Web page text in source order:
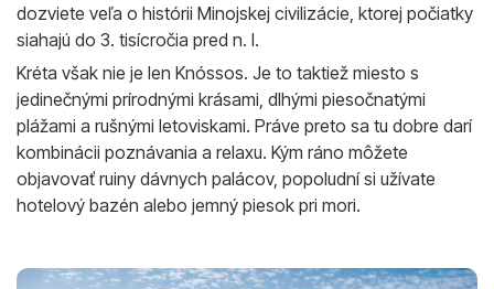
dozviete veľa o histórii Minojskej civilizácie, ktorej počiatky
siahajú do 3. tisícročia pred n. l.
Kréta však nie je len Knóssos. Je to taktiež miesto s
jedinečnými prírodnými krásami, dlhými piesočnatými
plážami a rušnými letoviskami. Práve preto sa tu dobre darí
kombinácii poznávania a relaxu. Kým ráno môžete
objavovať ruiny dávnych palácov, popoludní si užívate
hotelový bazén alebo jemný piesok pri mori.